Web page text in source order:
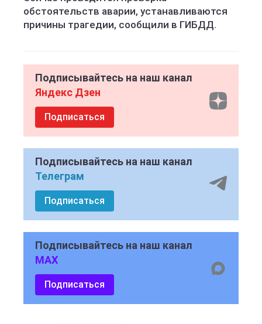
обстоятельств аварии, устанавливаются
причины трагедии, сообщили в ГИБДД.
Подписывайтесь на наш канал
Яндекс Дзен
Подписаться
Подписывайтесь на наш канал
Телеграм
Подписаться
Подписывайтесь на наш канал
MAX
Подписаться